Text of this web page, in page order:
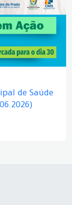
de Saúde